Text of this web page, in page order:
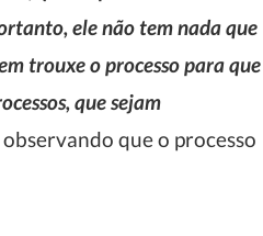
ele não tem nada que
trouxe o processo para que
que sejam
que o processo